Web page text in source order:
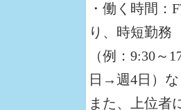
・働く時間：
り、時短勤務
（例：9:30～
日→週4日）
また、上位者